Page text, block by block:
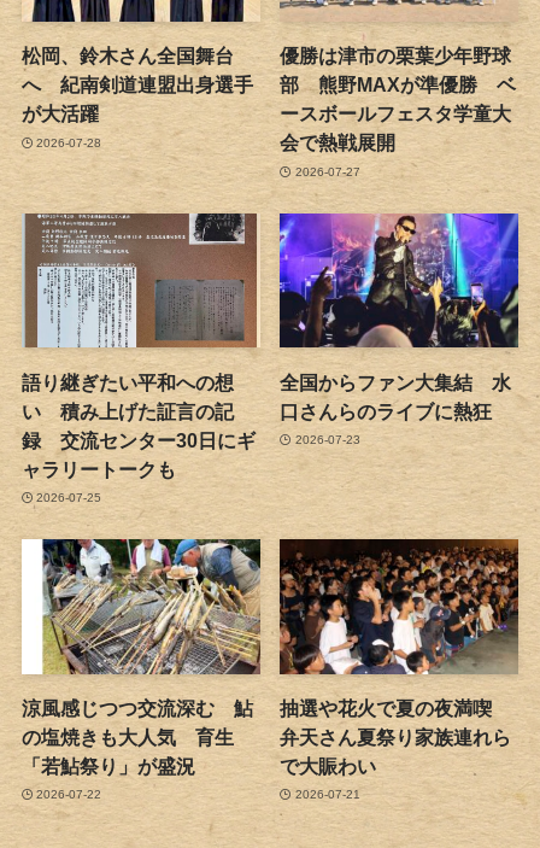
松岡、鈴木さん全国舞台
へ 紀南剣道連盟出身選手
が大活躍
2026-07-28
優勝は津市の栗葉少年野球
部 熊野MAXが準優勝 ベ
ースボールフェスタ学童大
会で熱戦展開
2026-07-27
語り継ぎたい平和への想
い 積み上げた証言の記
録 交流センター30日にギ
ャラリートークも
2026-07-25
全国からファン大集結 水
口さんらのライブに熱狂
2026-07-23
涼風感じつつ交流深む 鮎
の塩焼きも大人気 育生
「若鮎祭り」が盛況
2026-07-22
抽選や花火で夏の夜満喫
弁天さん夏祭り家族連れら
で大賑わい
2026-07-21